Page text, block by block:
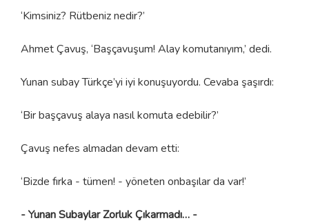
‘Kimsiniz? Rütbeniz nedir?’
Ahmet Çavuş, ‘Başçavuşum! Alay komutanıyım,’ dedi.
Yunan subay Türkçe’yi iyi konuşuyordu. Cevaba şaşırdı:
‘Bir başçavuş alaya nasıl komuta edebilir?’
Çavuş nefes almadan devam etti:
‘Bizde fırka - tümen! - yöneten onbaşılar da var!’
- Yunan Subaylar Zorluk Çıkarmadı… -